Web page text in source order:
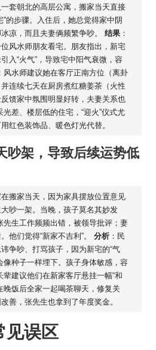
一套朝北的高层公寓，搬家当天直接
”的步骤。入住后，她总觉得家中阴
凉，而且夫妻俩频繁争吵。结果 ：
风水师朋友看宅。朋友指出，新宅
入“火气”，导致宅中阳气衰微，容
风水师建议她在客厅正南方位（离卦
连续七天在厨房煮红糖姜茶（火性
馈家中氛围明显好转，夫妻关系也
光差、楼层低的住宅，“迎火”仪式尤
红色装饰品、暖色灯光代替。
吵架，导致后续运势低
在搬家当天，因为家具摆放位置意见
吵一架。当晚，孩子莫名其妙发
先生工作频频出错，被领导批评；妻
他们觉得“新家不吉利”。分析 ：民
争吵、打骂孩子，因为新宅的“气
像种子一样埋下。孩子身体敏感，容
辈建议他们在新家客厅悬挂一幅“和
晚饭后全家一起喝茶聊天，修复关
善，张先生也拿到了年度奖金。
见误区